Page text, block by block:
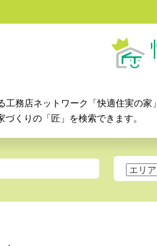
務店ネットワーク「快適住実の家」
くりの「匠」を検索できます。